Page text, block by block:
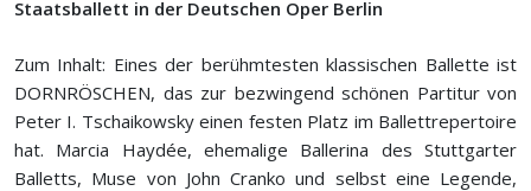
Staatsballett in der Deutschen Oper Berlin
Zum Inhalt: Eines der berühmtesten klassischen Ballette ist
DORNRÖSCHEN, das zur bezwingend schönen Partitur von
Peter I. Tschaikowsky einen festen Platz im Ballettrepertoire
hat. Marcia Haydée, ehemalige Ballerina des Stuttgarter
Balletts, Muse von John Cranko und selbst eine Legende,